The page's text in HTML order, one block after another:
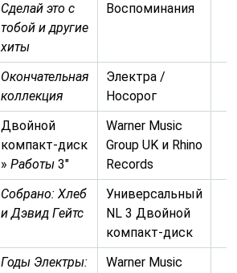
Сделай это с
тобой и другие
хиты
Воспоминания
Окончательная
коллекция
Электра /
Носорог
Двойной
компакт-диск
»Работы 3″
Warner Music
Group UK и Rhino
Records
Собрано: Хлеб
и Дэвид Гейтс
Универсальный
NL 3 Двойной
компакт-диск
Годы Электры:
Warner Music